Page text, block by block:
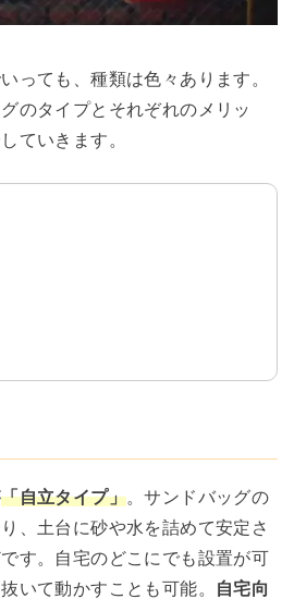
っても、種類は色々あります。
のタイプとそれぞれのメリッ
ていきます。
「自立タイプ」。サンドバッグの
、土台に砂や水を詰めて安定さ
す。自宅のどこにでも設置が可
いて動かすことも可能。
自宅向